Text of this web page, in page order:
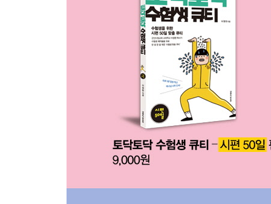
61 하나님의 능력을 믿으세요
62 주님의 가까이 계심을 체험하세요
63 은혜의 근원지로 가면 승리합니다
64 기도 응답이 되지 않을 때
65 나를 회복시켜주세요
66 하나님을 찬양할 이유
67 도저히 이기기 힘들 것 같나요?
69 어려운 순간에 구해야 할 것
70 우리 정체성을 기억합시다